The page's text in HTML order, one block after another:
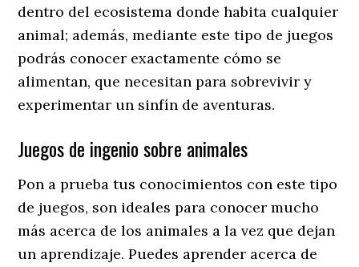
dentro del ecosistema donde habita cualquier
animal; además, mediante este tipo de juegos
podrás conocer exactamente cómo se
alimentan, que necesitan para sobrevivir y
experimentar un sinfín de aventuras.
Juegos de ingenio sobre animales
Pon a prueba tus conocimientos con este tipo
de juegos, son ideales para conocer mucho
más acerca de los animales a la vez que dejan
un aprendizaje. Puedes aprender acerca de